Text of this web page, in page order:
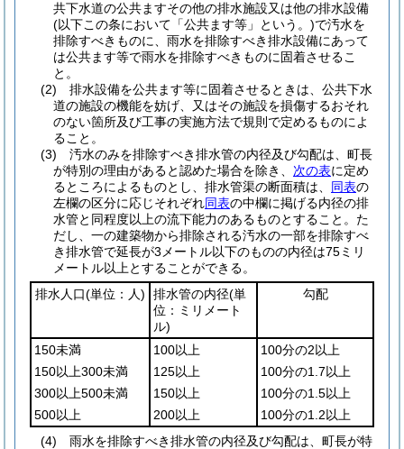
共下水道の公共ますその他の排水施設又は他の排水設備
(以下この条において「公共ます等」という。)で汚水を
排除すべきものに、雨水を排除すべき排水設備にあって
は公共ます等で雨水を排除すべきものに固着させるこ
と。
(2)
排水設備を公共ます等に固着させるときは、公共下水
道の施設の機能を妨げ、又はその施設を損傷するおそれ
のない箇所及び工事の実施方法で規則で定めるものによ
ること。
(3)
汚水のみを排除すべき排水管の内径及び勾配は、町長
が特別の理由があると認めた場合を除き、 次の表に定め
るところによるものとし、排水管渠の断面積は、 同表の
左欄の区分に応じそれぞれ同表の中欄に掲げる内径の排
水管と同程度以上の流下能力のあるものとすること。 た
だし、一の建築物から排除される汚水の一部を排除すべ
き排水管で延長が3メートル以下のものの内径は75ミリ
メートル以上とすることができる。
排水人口(単位：人) 排水管の内径(単
位：ミリメート
ル)
勾配
150未満 100以上
100分の2以上
150以上300未満
125以上
100分の1.7以上
300以上500未満
150以上
100分の1.5以上
500以上
200以上
100分の1.2以上
(4)
雨水を排除すべき排水管の内径及び勾配は、町長が特